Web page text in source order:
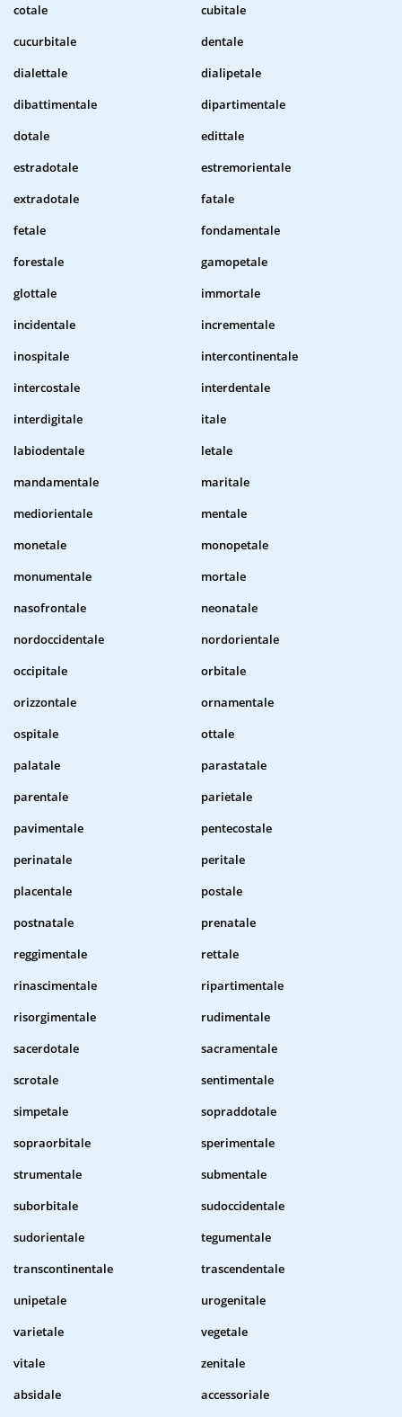
cotale
cubitale
cucurbitale
dentale
dialettale
dialipetale
dibattimentale
dipartimentale
dotale
edittale
estradotale
estremorientale
extradotale
fatale
fetale
fondamentale
forestale
gamopetale
glottale
immortale
incidentale
incrementale
inospitale
intercontinentale
intercostale
interdentale
interdigitale
itale
labiodentale
letale
mandamentale
maritale
mediorientale
mentale
monetale
monopetale
monumentale
mortale
nasofrontale
neonatale
nordoccidentale
nordorientale
occipitale
orbitale
orizzontale
ornamentale
ospitale
ottale
palatale
parastatale
parentale
parietale
pavimentale
pentecostale
perinatale
peritale
placentale
postale
postnatale
prenatale
reggimentale
rettale
rinascimentale
ripartimentale
risorgimentale
rudimentale
sacerdotale
sacramentale
scrotale
sentimentale
simpetale
sopraddotale
sopraorbitale
sperimentale
strumentale
submentale
suborbitale
sudoccidentale
sudorientale
tegumentale
transcontinentale
trascendentale
unipetale
urogenitale
varietale
vegetale
vitale
zenitale
absidale
accessoriale